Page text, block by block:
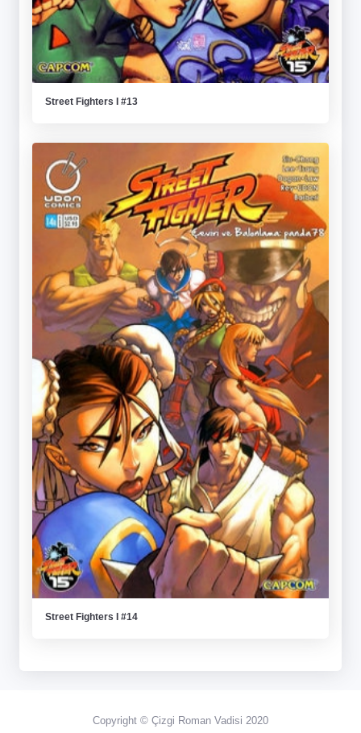
Street Fighters I #13
Street Fighters I #14
Copyright © Çizgi Roman Vadisi 2020